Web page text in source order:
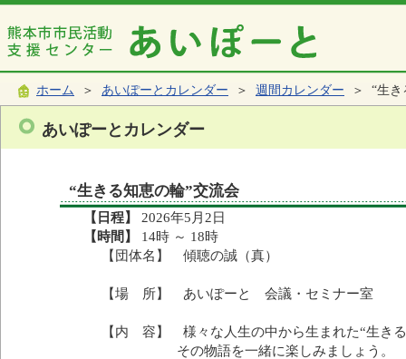
ホーム ＞ あいぽーとカレンダー ＞ 週間カレンダー ＞ “生き
あいぽーとカレンダー
“生きる知恵の輪”交流会
【日程】
2026年5月2日
【時間】
14時 ～ 18時
【団体名】 傾聴の誠（真）
【場 所】 あいぽーと 会議・セミナー室
【内 容】 様々な人生の中から生まれた“生き
その物語を一緒に楽しみましょう。